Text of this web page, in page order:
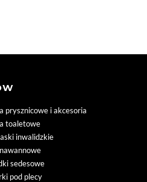
prysznicowe i akcesoria
toaletowe
inwalidzkie
sedesowe
pod plecy